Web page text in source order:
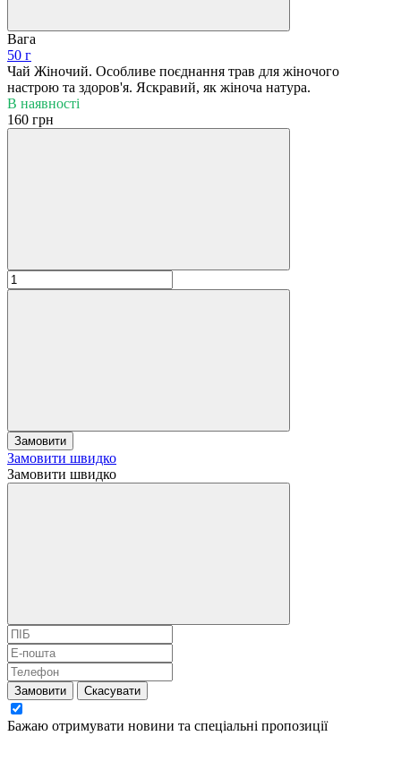
Вага
50 г
Чай Жіночий. Особливе поєднання трав для жіночого
настрою та здоров'я. Яскравий, як жіноча натура.
В наявності
160 грн
Замовити
Замовити швидко
Замовити швидко
Замовити Скасувати
Бажаю отримувати новини та спеціальні пропозиції